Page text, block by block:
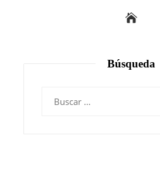
Búsqueda